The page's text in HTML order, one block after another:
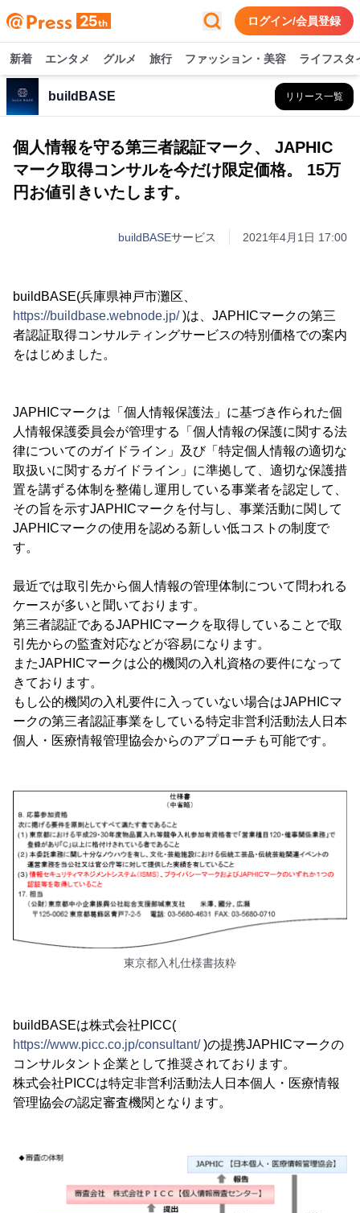
ログイン/会員登録
新着 エンタメ グルメ 旅行 ファッション・美容 ライフスタ
buildBASE リリース一覧
個人情報を守る第三者認証マーク、 JAPHIC
マーク取得コンサルを今だけ限定価格。 15万
円お値引きいたします。
buildBASEサービス 2021年4月1日 17:00
buildBASE(兵庫県神戸市灘区、
https://buildbase.webnode.jp/)は、JAPHICマークの第三
者認証取得コンサルティングサービスの特別価格での案内
をはじめました。
JAPHICマークは「個人情報保護法」に基づき作られた個
人情報保護委員会が管理する「個人情報の保護に関する法
律についてのガイドライン」及び「特定個人情報の適切な
取扱いに関するガイドライン」に準拠して、適切な保護措
置を講ずる体制を整備し運用している事業者を認定して、
その旨を示すJAPHICマークを付与し、事業活動に関して
JAPHICマークの使用を認める新しい低コストの制度で
す。
最近では取引先から個人情報の管理体制について問われる
ケースが多いと聞いております。
第三者認証であるJAPHICマークを取得していることで取
引先からの監査対応などが容易になります。
またJAPHICマークは公的機関の入札資格の要件になって
きております。
もし公的機関の入札要件に入っていない場合はJAPHICマ
ークの第三者認証事業をしている特定非営利活動法人日本
個人・医療情報管理協会からのアプローチも可能です。
東京都入札仕様書抜粋
buildBASEは株式会社PICC(
https://www.picc.co.jp/consultant/)の提携JAPHICマークの
コンサルタント企業として推奨されております。
株式会社PICCは特定非営利活動法人日本個人・医療情報
管理協会の認定審査機関となります。